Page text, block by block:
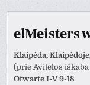
elMeisters
Klaipėda,
(prie Avitelos
Otwarte I-V 9-18